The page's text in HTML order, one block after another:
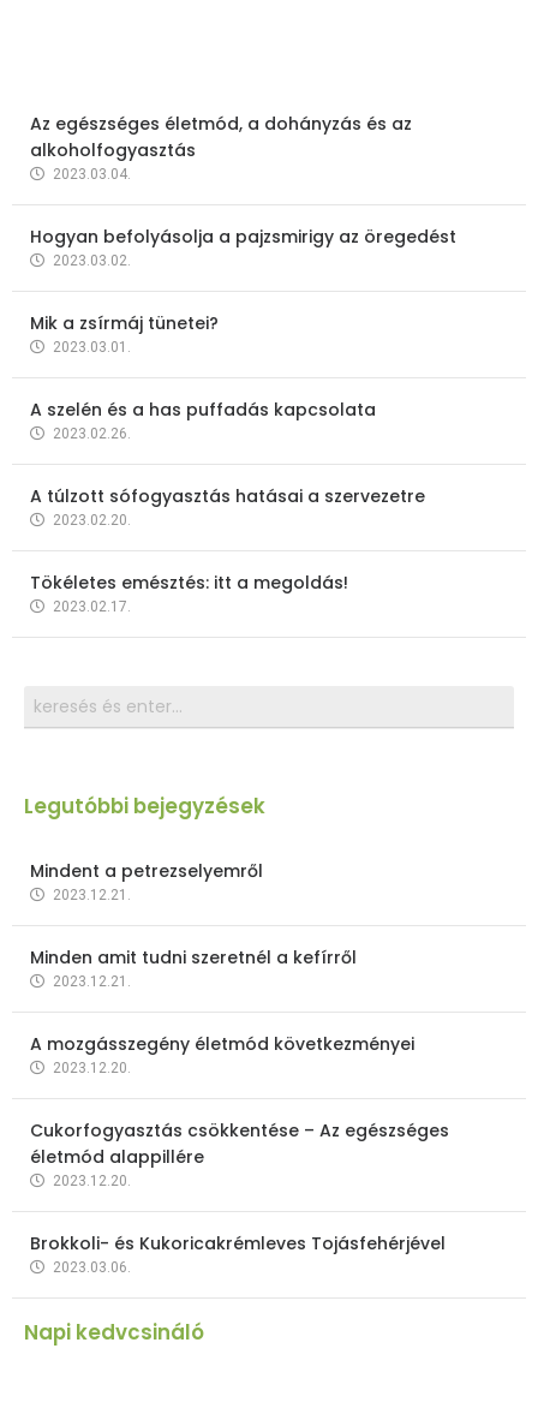
Az egészséges életmód, a dohányzás és az
alkoholfogyasztás
2023.03.04.
Hogyan befolyásolja a pajzsmirigy az öregedést
2023.03.02.
Mik a zsírmáj tünetei?
2023.03.01.
A szelén és a has puffadás kapcsolata
2023.02.26.
A túlzott sófogyasztás hatásai a szervezetre
2023.02.20.
Tökéletes emésztés: itt a megoldás!
2023.02.17.
Legutóbbi bejegyzések
Mindent a petrezselyemről
2023.12.21.
Minden amit tudni szeretnél a kefírről
2023.12.21.
A mozgásszegény életmód következményei
2023.12.20.
Cukorfogyasztás csökkentése – Az egészséges
életmód alappillére
2023.12.20.
Brokkoli- és Kukoricakrémleves Tojásfehérjével
2023.03.06.
Napi kedvcsináló